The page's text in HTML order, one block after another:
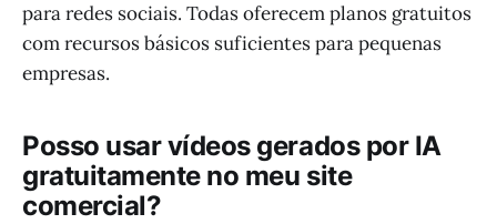
para redes sociais. Todas oferecem planos gratuitos
com recursos básicos suficientes para pequenas
empresas.
Posso usar vídeos gerados por IA
gratuitamente no meu site
comercial?